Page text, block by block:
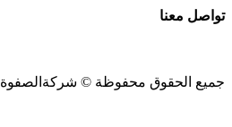
تواصل معنا
جميع الحقوق محفوظة © شركةالصفوة